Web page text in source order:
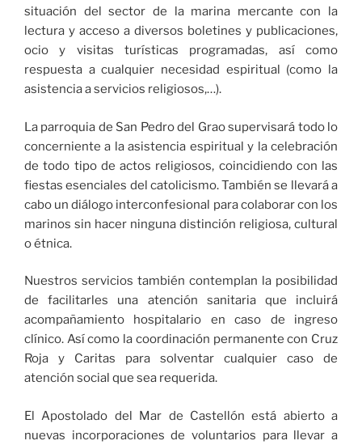
situación del sector de la marina mercante con la
lectura y acceso a diversos boletines y publicaciones,
ocio y visitas turísticas programadas, así como
respuesta a cualquier necesidad espiritual (como la
asistencia a servicios religiosos,…).
La parroquia de San Pedro del Grao supervisará todo lo
concerniente a la asistencia espiritual y la celebración
de todo tipo de actos religiosos, coincidiendo con las
fiestas esenciales del catolicismo. También se llevará a
cabo un diálogo interconfesional para colaborar con los
marinos sin hacer ninguna distinción religiosa, cultural
o étnica.
Nuestros servicios también contemplan la posibilidad
de facilitarles una atención sanitaria que incluirá
acompañamiento hospitalario en caso de ingreso
clínico. Así como la coordinación permanente con Cruz
Roja y Caritas para solventar cualquier caso de
atención social que sea requerida.
El Apostolado del Mar de Castellón está abierto a
nuevas incorporaciones de voluntarios para llevar a